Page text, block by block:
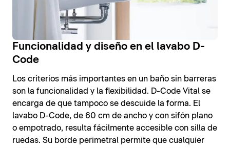
Funcionalidad y diseño en el lavabo D-
Code
Los criterios más importantes en un baño sin barreras
son la funcionalidad y la flexibilidad. D-Code Vital se
encarga de que tampoco se descuide la forma. El
lavabo D-Code, de 60 cm de ancho y con sifón plano
o empotrado, resulta fácilmente accesible con silla de
ruedas. Su borde perimetral permite que cualquier